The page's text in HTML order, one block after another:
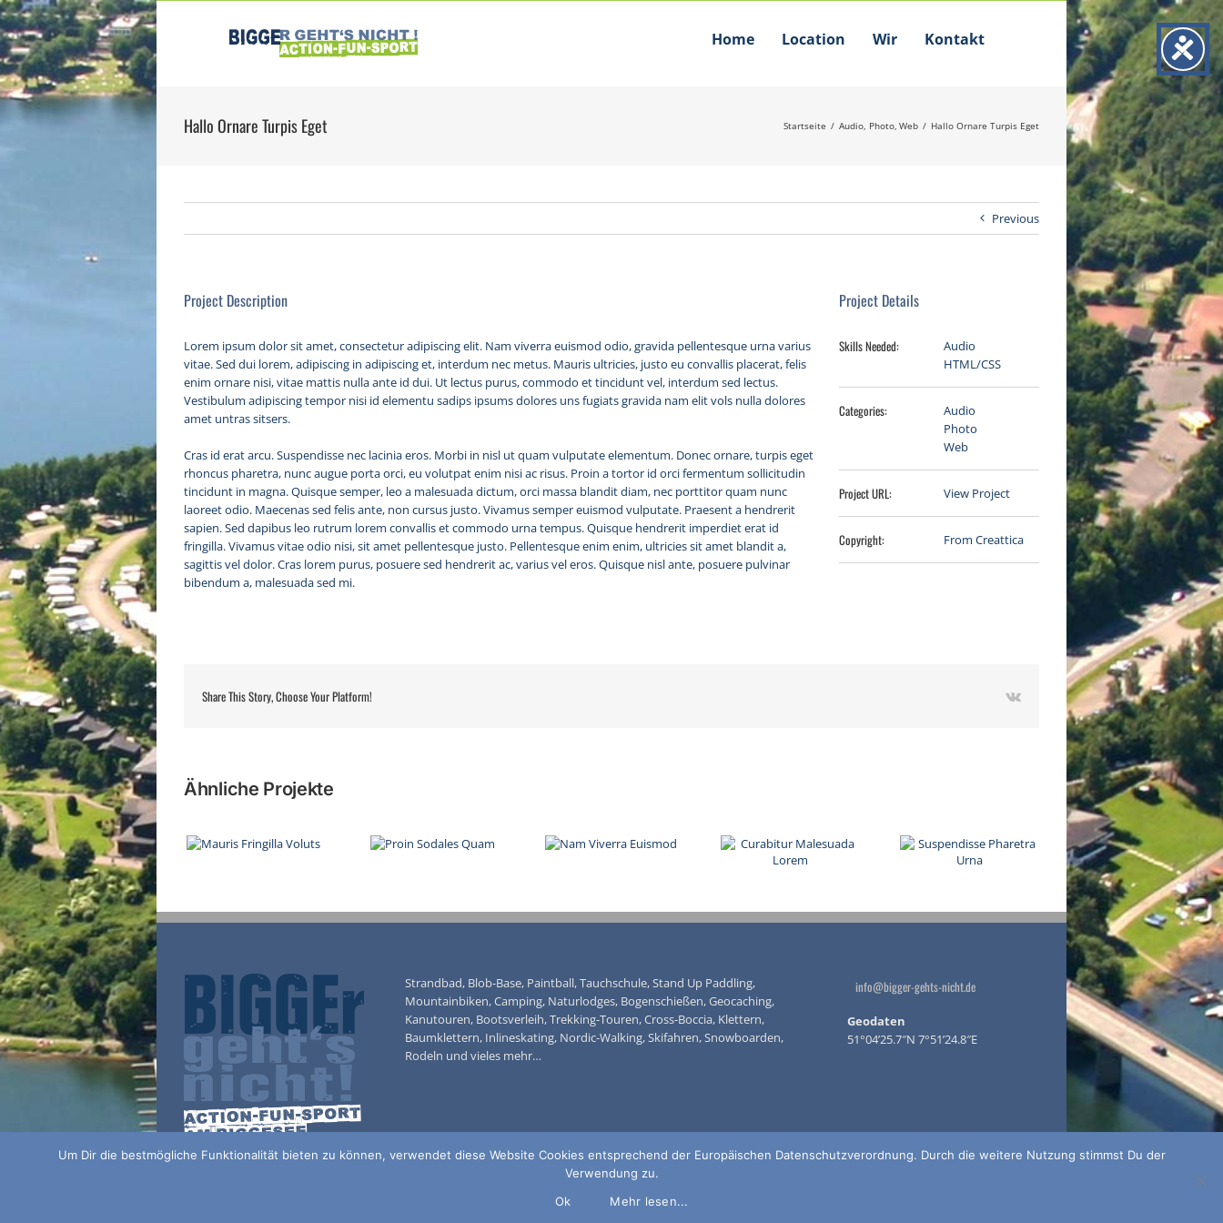
Zum
Inhalt
springen
Home Location Wir Kontakt
Hallo Ornare Turpis Eget Startseite Audio Photo Web Hallo Ornare Turpis Eget
Previous
Project Description
Lorem ipsum dolor sit amet, consectetur adipiscing elit. Nam viverra euismod odio, gravida pellentesque urna varius
vitae. Sed dui lorem, adipiscing in adipiscing et, interdum nec metus. Mauris ultricies, justo eu convallis placerat, felis
enim ornare nisi, vitae mattis nulla ante id dui. Ut lectus purus, commodo et tincidunt vel, interdum sed lectus.
Vestibulum adipiscing tempor nisi id elementu sadips ipsums dolores uns fugiats gravida nam elit vols nulla dolores
amet untras sitsers.
Cras id erat arcu. Suspendisse nec lacinia eros. Morbi in nisl ut quam vulputate elementum. Donec ornare, turpis eget
rhoncus pharetra, nunc augue porta orci, eu volutpat enim nisi ac risus. Proin a tortor id orci fermentum sollicitudin
tincidunt in magna. Quisque semper, leo a malesuada dictum, orci massa blandit diam, nec porttitor quam nunc
laoreet odio. Maecenas sed felis ante, non cursus justo. Vivamus semper euismod vulputate. Praesent a hendrerit
sapien. Sed dapibus leo rutrum lorem convallis et commodo urna tempus. Quisque hendrerit imperdiet erat id
fringilla. Vivamus vitae odio nisi, sit amet pellentesque justo. Pellentesque enim enim, ultricies sit amet blandit a,
sagittis vel dolor. Cras lorem purus, posuere sed hendrerit ac, varius vel eros. Quisque nisl ante, posuere pulvinar
bibendum a, malesuada sed mi.
Project Details
Skills Needed:
Audio
HTML/CSS
Categories:
Audio
Photo
Web
Project URL: View Project
Copyright: From Creattica
Share This Story, Choose Your Platform! Vk
Ähnliche Projekte
Strandbad, Blob-Base, Paintball, Tauchschule, Stand Up Paddling,
Mountainbiken, Camping, Naturlodges, Bogenschießen, Geocaching,
Kanutouren, Bootsverleih, Trekking-Touren, Cross-Boccia, Klettern,
Baumklettern, Inlineskating, Nordic-Walking, Skifahren, Snowboarden,
Rodeln und vieles mehr…
info@bigger-gehts-nicht.de
Geodaten
51°04’25.7″N 7°51’24.8″E
Um Dir die bestmögliche Funktionalität bieten zu können, verwendet diese Website Cookies entsprechend der Europäischen Datenschutzverordnung. Durch die weitere Nutzung stimmst Du der
Verwendung zu.
Ok
Mehr lesen...